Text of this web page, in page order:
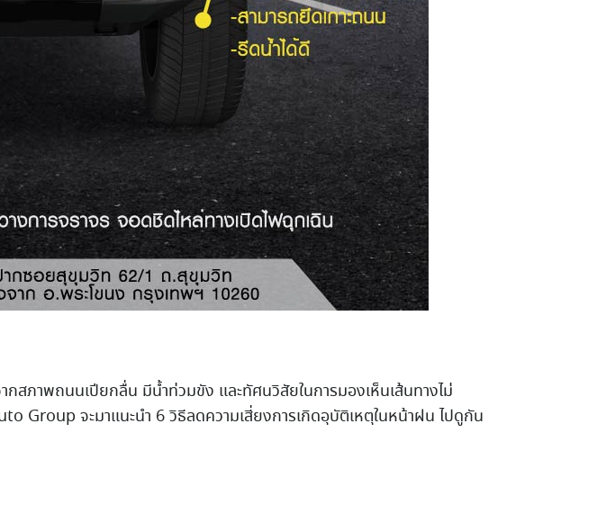
สภาพถนนเปียกลื่น มีน้ำท่วมขัง และทัศนวิสัยในการมองเห็นเส้นทางไม่
Group จะมาแนะนำ 6 วิธีลดความเสี่ยงการเกิดอุบัติเหตุในหน้าฝน ไปดูกัน